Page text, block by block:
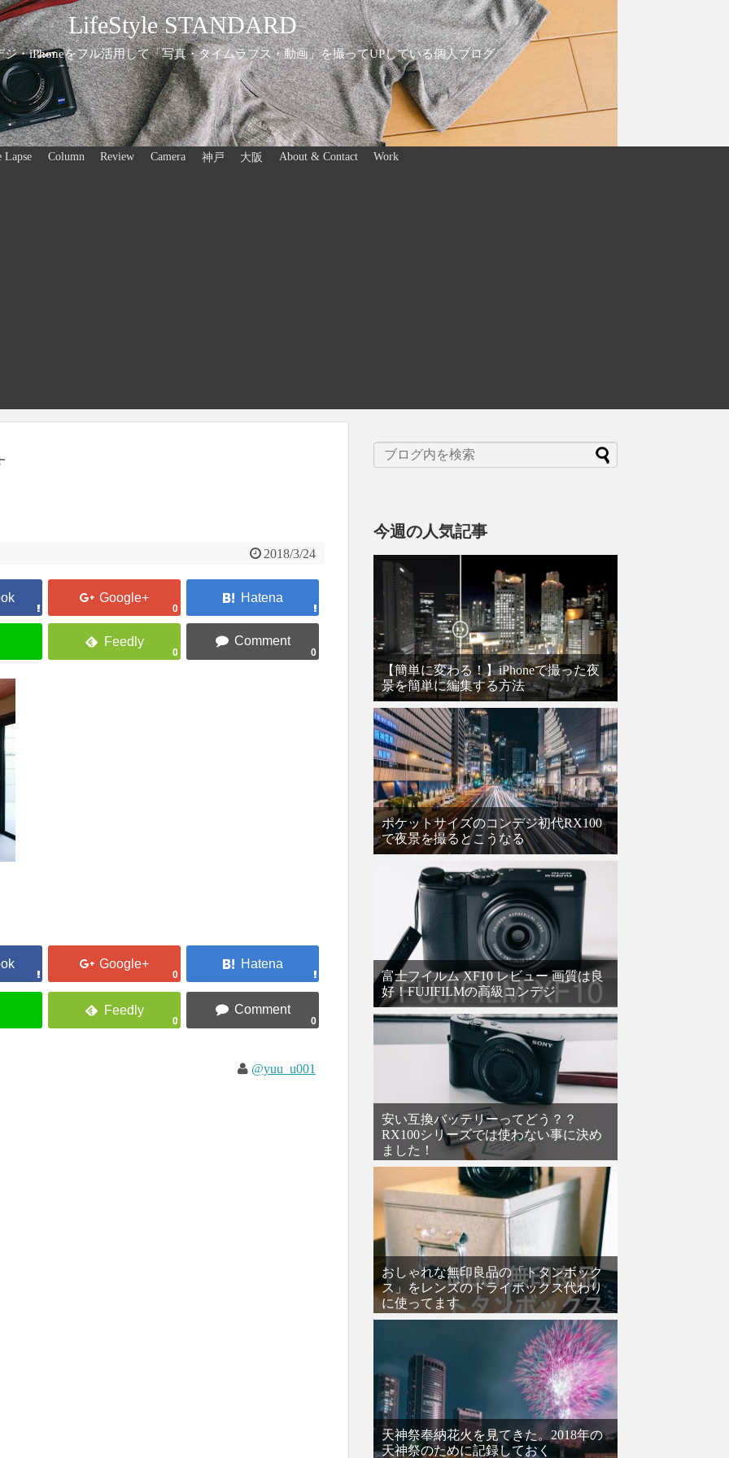
LifeStyle STANDARD
・iPhoneをフル活用して「写真・タイムラプス・動画」を撮ってUPしている個人ブログ
Lapse Column Review Camera 神戸 大阪 About & Contact Work
2018/3/24
0
0 0
0
0 0
@yuu_u001
今週の人気記事
【簡単に変わる！】iPhoneで撮った夜
景を簡単に編集する方法
ポケットサイズのコンデジ初代RX100
で夜景を撮るとこうなる
富士フイルム XF10 レビュー 画質は良
好！FUJIFILMの高級コンデジ
安い互換バッテリーってどう？？
RX100シリーズでは使わない事に決め
ました！
おしゃれな無印良品の「トタンボック
ス」をレンズのドライボックス代わり
に使ってます
天神祭奉納花火を見てきた。2018年の
天神祭のために記録しておく